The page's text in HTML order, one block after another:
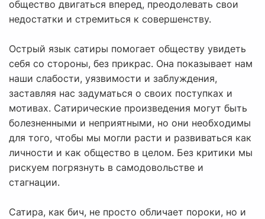
общество двигаться вперед, преодолевать свои
недостатки и стремиться к совершенству.
Острый язык сатиры помогает обществу увидеть
себя со стороны, без прикрас. Она показывает нам
наши слабости, уязвимости и заблуждения,
заставляя нас задуматься о своих поступках и
мотивах. Сатирические произведения могут быть
болезненными и неприятными, но они необходимы
для того, чтобы мы могли расти и развиваться как
личности и как общество в целом. Без критики мы
рискуем погрязнуть в самодовольстве и
стагнации.
Сатира, как бич, не просто обличает пороки, но и